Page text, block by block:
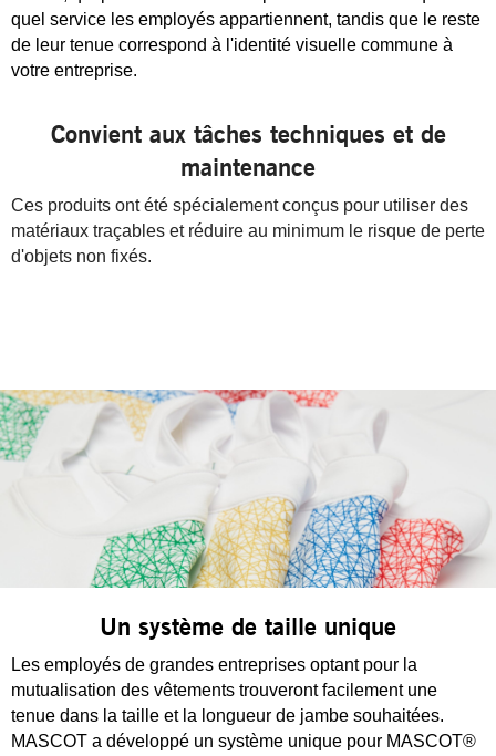
quel service les employés appartiennent, tandis que le reste
de leur tenue correspond à l'identité visuelle commune à
votre entreprise.
Convient aux tâches techniques et de
maintenance
Ces produits ont été spécialement conçus pour utiliser des
matériaux traçables et réduire au minimum le risque de perte
d'objets non fixés.
Un système de taille unique
Les employés de grandes entreprises optant pour la
mutualisation des vêtements trouveront facilement une
tenue dans la taille et la longueur de jambe souhaitées.
MASCOT a développé un système unique pour MASCOT®